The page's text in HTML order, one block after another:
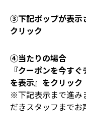
③下記ポップが表示
クリック
④当たりの場合
『クーポンを今す
を表示』をクリック
※下記表示まで進み
だきスタッフまでお